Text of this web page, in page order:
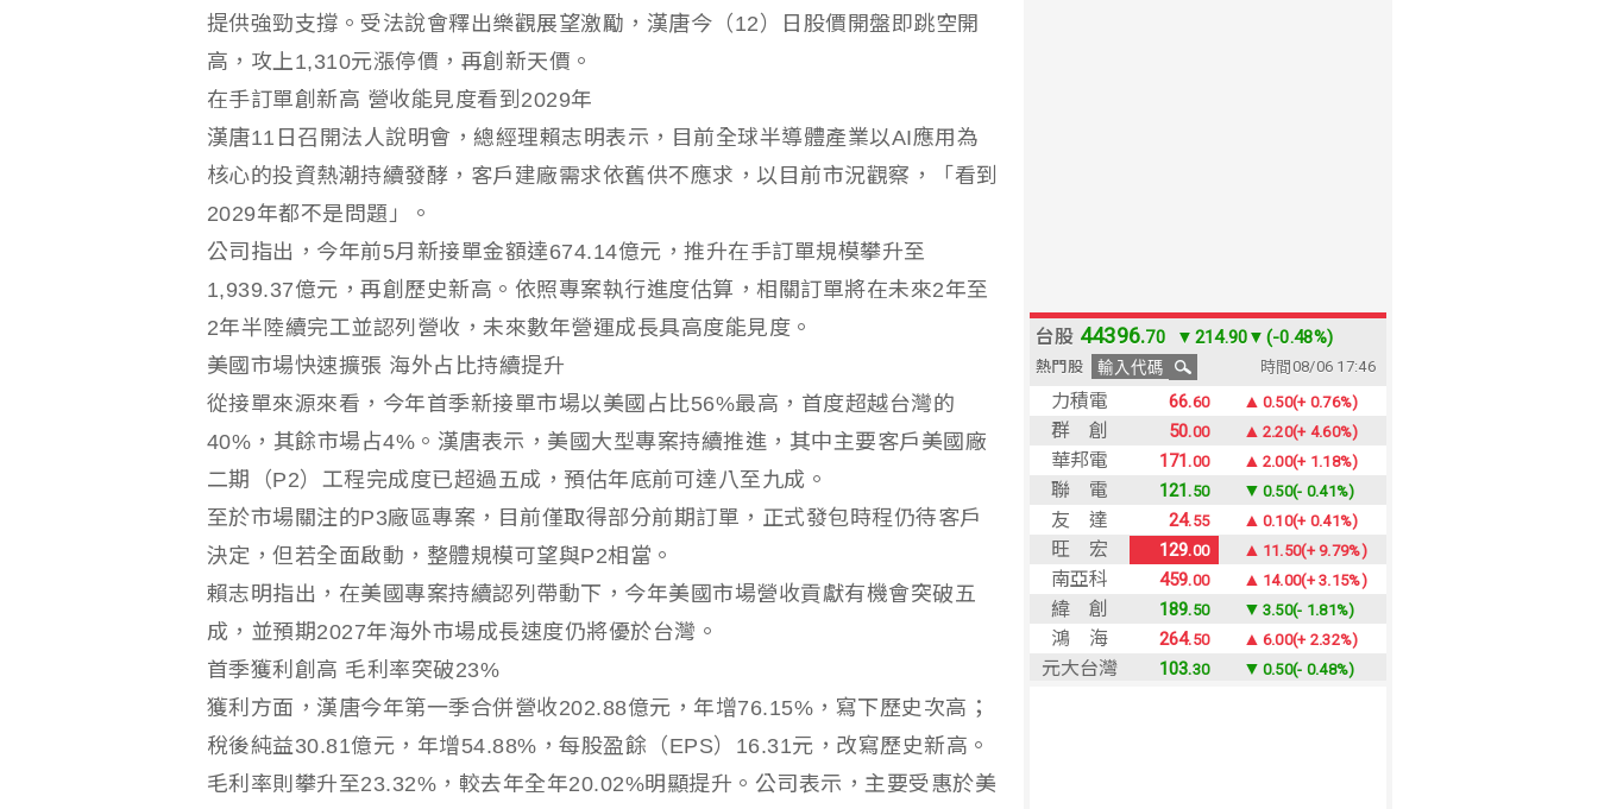
提供強勁支撐。受法說會釋出樂觀展望激勵，漢唐今（12）日股價開盤即跳空開
高，攻上1,310元漲停價，再創新天價。
在手訂單創新高 營收能見度看到2029年
漢唐11日召開法人說明會，總經理賴志明表示，目前全球半導體產業以AI應用為
核心的投資熱潮持續發酵，客戶建廠需求依舊供不應求，以目前市況觀察，「看到
2029年都不是問題」。
公司指出，今年前5月新接單金額達674.14億元，推升在手訂單規模攀升至
1,939.37億元，再創歷史新高。依照專案執行進度估算，相關訂單將在未來2年至
2年半陸續完工並認列營收，未來數年營運成長具高度能見度。
美國市場快速擴張 海外占比持續提升
從接單來源來看，今年首季新接單市場以美國占比56%最高，首度超越台灣的
40%，其餘市場占4%。漢唐表示，美國大型專案持續推進，其中主要客戶美國廠
二期（P2）工程完成度已超過五成，預估年底前可達八至九成。
至於市場關注的P3廠區專案，目前僅取得部分前期訂單，正式發包時程仍待客戶
決定，但若全面啟動，整體規模可望與P2相當。
賴志明指出，在美國專案持續認列帶動下，今年美國市場營收貢獻有機會突破五
成，並預期2027年海外市場成長速度仍將優於台灣。
首季獲利創高 毛利率突破23%
獲利方面，漢唐今年第一季合併營收202.88億元，年增76.15%，寫下歷史次高；
稅後純益30.81億元，年增54.88%，每股盈餘（EPS）16.31元，改寫歷史新高。
毛利率則攀升至23.32%，較去年全年20.02%明顯提升。公司表示，主要受惠於美